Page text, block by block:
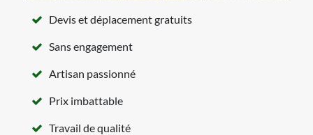
Devis et déplacement gratuits
Sans engagement
Artisan passionné
Prix imbattable
Travail de qualité